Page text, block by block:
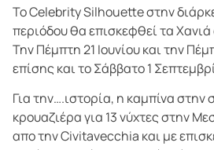
To Celebrity Silhouette στην
περιόδου θα επισκεφθεί τα
Την Πέμπτη 21 Ιουνίου και την
επίσης και το Σάββατο 1
Για την….ιστορία, η καμπίνα στην
κρουαζιέρα για 13 νύχτες στην
απο την Civitavecchia και με